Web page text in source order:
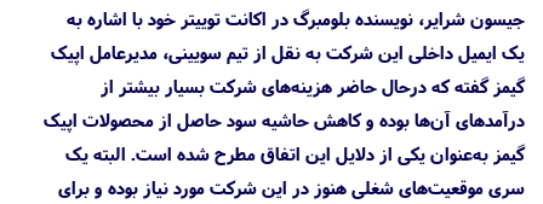
جیسون شرایر، نویسنده بلومبرگ در اکانت توییتر خود با اشاره به
یک ایمیل داخلی این شرکت به نقل از تیم سویینی، مدیرعامل اپیک
گیمز گفته که درحال حاضر هزینه‌های شرکت بسیار بیشتر از
درآمدهای آن‌ها بوده و کاهش حاشیه سود حاصل از محصولات اپیک
گیمز به‌عنوان یکی از دلایل این اتفاق مطرح شده است. البته یک
سری موقعیت‌های شغلی هنوز در این شرکت مورد نیاز بوده و برای